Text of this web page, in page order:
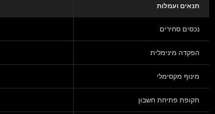
תנאים ועמלות
נכסים סחירים
הפקדה מינימלית
מינוף מקסימלי
תקופת פתיחת חשבון